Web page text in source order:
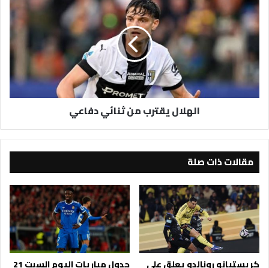
يقترب
من
ثنائي
الهلال يقترب من ثنائي دفاعي
مقالات ذات صلة
كريستيانو رونالدو يعلق على جدول مباريات اليوم السبت 21